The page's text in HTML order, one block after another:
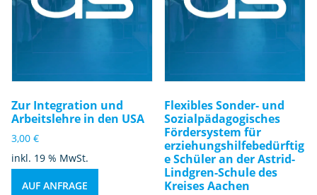
Zur Integration und
Arbeitslehre in den USA
3,00 €
inkl. 19 % MwSt.
AUF ANFRAGE
Flexibles Sonder- und
Sozialpädagogisches
Fördersystem für
erziehungshilfebedürftig
e Schüler an der Astrid-
Lindgren-Schule des
Kreises Aachen